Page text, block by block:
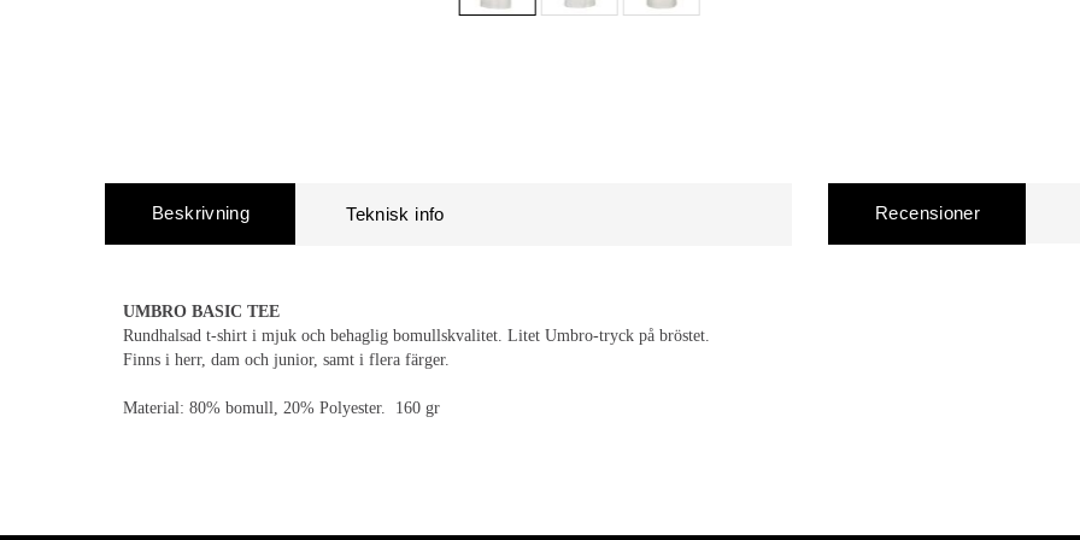
Beskrivning
UMBRO BASIC TEE
Rundhalsad t-shirt i mjuk och behaglig bomullskvalitet. Litet Umbro-tryck på bröstet.
Finns i herr, dam och junior, samt i flera färger.
Material: 80% bomull, 20% Polyester. 160 gr
Recensioner